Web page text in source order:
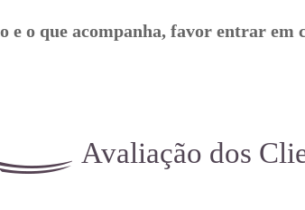
o que acompanha, favor entrar em
Avaliação dos